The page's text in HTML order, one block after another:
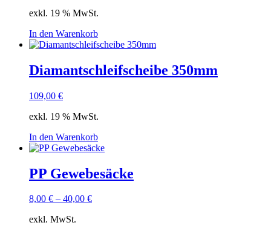
exkl. 19 % MwSt.
In den Warenkorb
Diamantschleifscheibe 350mm
109,00 €
exkl. 19 % MwSt.
In den Warenkorb
PP Gewebesäcke
8,00 € – 40,00 €
exkl. MwSt.